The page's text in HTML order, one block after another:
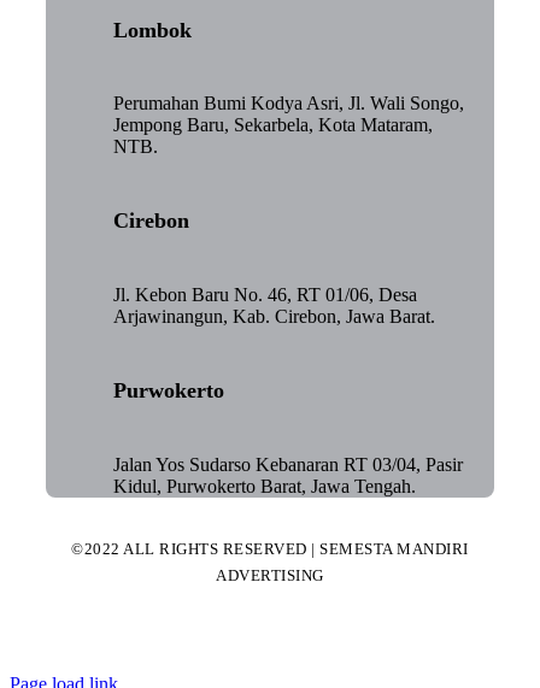
Lombok
Perumahan Bumi Kodya Asri, Jl. Wali Songo,
Jempong Baru, Sekarbela, Kota Mataram,
NTB.
Cirebon
Jl. Kebon Baru No. 46, RT 01/06, Desa
Arjawinangun, Kab. Cirebon, Jawa Barat.
Purwokerto
Jalan Yos Sudarso Kebanaran RT 03/04, Pasir
Kidul, Purwokerto Barat, Jawa Tengah.
©2022 ALL RIGHTS RESERVED | SEMESTA MANDIRI
ADVERTISING